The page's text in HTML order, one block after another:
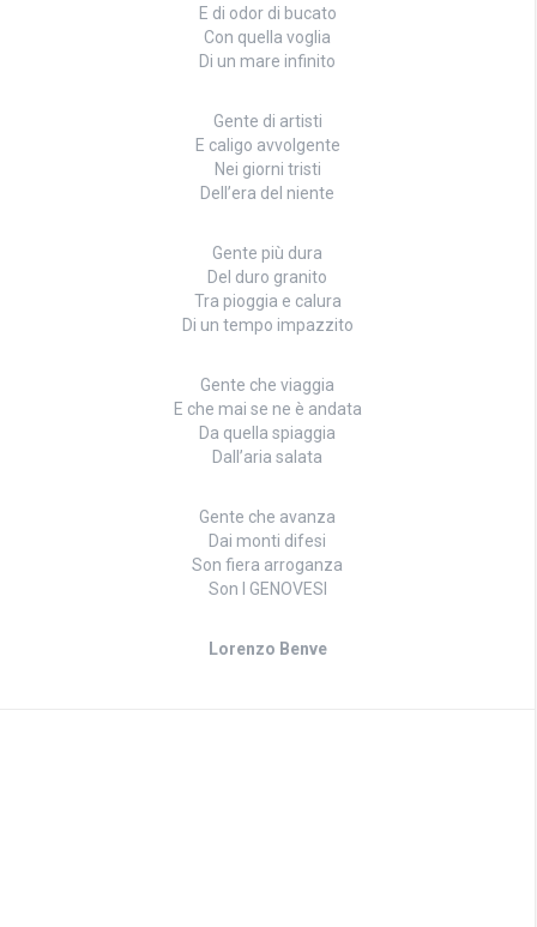
E di odor di bucato
Con quella voglia
Di un mare infinito
Gente di artisti
E caligo avvolgente
Nei giorni tristi
Dell’era del niente
Gente più dura
Del duro granito
Tra pioggia e calura
Di un tempo impazzito
Gente che viaggia
E che mai se ne è andata
Da quella spiaggia
Dall’aria salata
Gente che avanza
Dai monti difesi
Son fiera arroganza
Son I GENOVESI
Lorenzo Benve